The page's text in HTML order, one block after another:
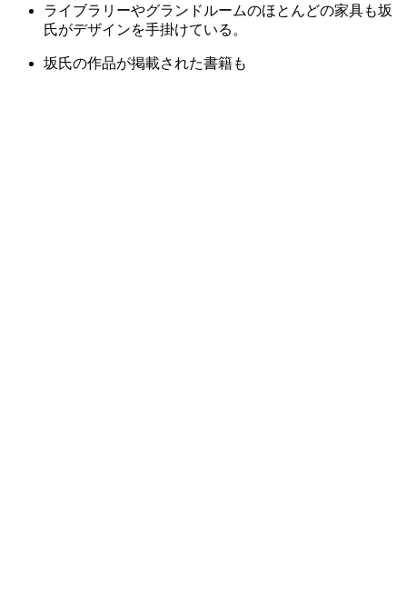
ライブラリーやグランドルームのほとんどの家具も坂
氏がデザインを手掛けている。
坂氏の作品が掲載された書籍も